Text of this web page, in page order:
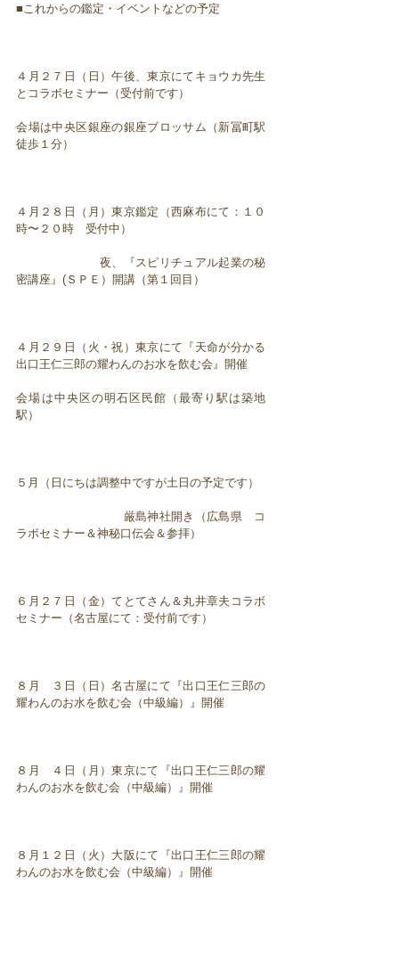
■これからの鑑定・イベントなどの予定
４月２７日（日）午後、東京にてキョウカ先生
とコラボセミナー（受付前です）
会場は中央区銀座の銀座ブロッサム（新冨町駅
徒歩１分）
４月２８日（月）東京鑑定（西麻布にて：１０
時〜２０時 受付中）
夜、『スピリチュアル起業の秘
密講座』(ＳＰＥ）開講（第１回目）
４月２９日（火・祝）東京にて『天命が分かる
出口王仁三郎の耀わんのお水を飲む会』開催
会場は中央区の明石区民館（最寄り駅は築地
駅）
５月（日にちは調整中ですが土日の予定です）
厳島神社開き（広島県 コ
ラボセミナー＆神秘口伝会＆参拝）
６月２７日（金）てとてさん＆丸井章夫コラボ
セミナー（名古屋にて：受付前です）
８月 ３日（日）名古屋にて『出口王仁三郎の
耀わんのお水を飲む会（中級編）』開催
８月 ４日（月）東京にて『出口王仁三郎の耀
わんのお水を飲む会（中級編）』開催
８月１２日（火）大阪にて『出口王仁三郎の耀
わんのお水を飲む会（中級編）』開催